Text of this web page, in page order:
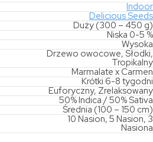
Indoor
Delicious Seeds
Duży (300 – 450 g)
Niska 0-5 %
Wysoka
Drzewo owocowe, Słodki,
Tropikalny
Marmalate x Carmen
Krótki 6-8 tygodni
Euforyczny, Zrelaksowany
50% Indica / 50% Sativa
Średnia (100 – 150 cm)
10 Nasion, 5 Nasion, 3
Nasiona